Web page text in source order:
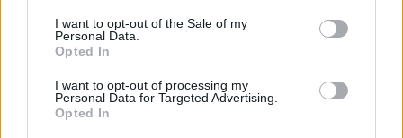
I want to opt-out of the Sale of my
Personal Data.
Opted In
I want to opt-out of processing my
Personal Data for Targeted Advertising.
Opted In